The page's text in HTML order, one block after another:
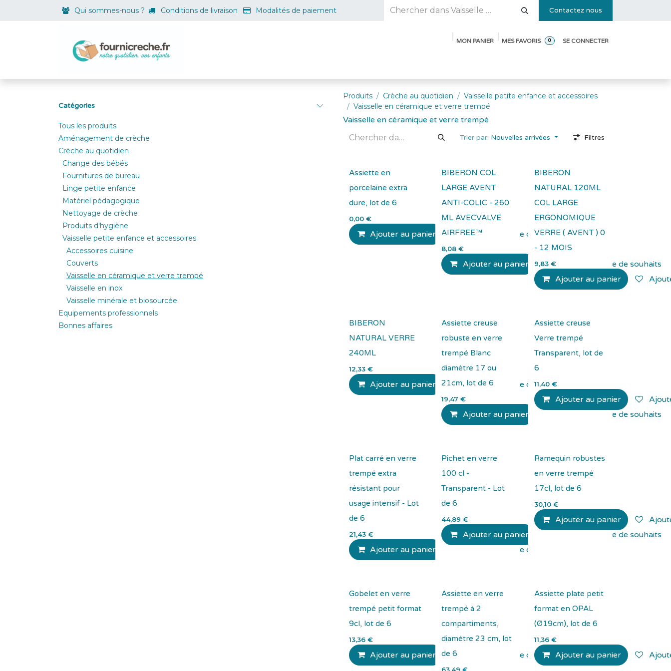
Se rendre au contenuQui sommes-nous ? Conditions de livraison Modalités de paiement Contactez nous
MON PANIER 0
MES FAVORIS SE CONNECTER
Catégories
Tous les produits
Aménagement de crèche
Crèche au quotidien
Change des bébés
Fournitures de bureau
Linge petite enfance
Matériel pédagogique
Nettoyage de crèche
Produits d'hygiène
Vaisselle petite enfance et accessoires
Accessoires cuisine
Couverts
Vaisselle en céramique et verre trempé
Vaisselle en inox
Vaisselle minérale et biosourcée
Equipements professionnels
Bonnes affaires
Produits Crèche au quotidien
Vaisselle petite enfance et accessoires
Vaisselle en céramique et verre trempé
Vaisselle en céramique et verre trempé
Trier par: Nouvelles arrivées Filtres
Assiette en
porcelaine extra
dure, lot de 6
0,00 €
Ajouter au panier Ajouter à la liste de souhaits
BIBERON COL
LARGE AVENT
ANTI-COLIC - 260
ML AVECVALVE
AIRFREE™
8,08 €
Ajouter au panier Ajouter à la liste de souhaits
BIBERON
NATURAL 120ML
COL LARGE
ERGONOMIQUE
VERRE ( AVENT ) 0
- 12 MOIS
9,83€
Ajouter au panier
BIBERON
NATURAL VERRE
240ML
12,33 €
Ajouter au panier Ajouter à la liste de souhaits
Assiette creuse
robuste en verre
trempé Blanc
diamètre 17 ou
21cm, lot de 6
19,47 €
Ajouter au panier Ajouter à la liste de souhaits
Assiette creuse
Verre trempé
Transparent, lot de
6
11,40€
Ajouter au panier
Plat carré en verre
trempé extra
résistant pour
usage intensif - Lot
de 6
21,43 €
Ajouter au panier Ajouter à la liste de souhaits
Pichet en verre
100 cl -
Transparent - Lot
de 6
44,89 €
Ajouter au panier Ajouter à la liste de souhaits
Ramequin robustes
en verre trempé
17cl, lot de 6
30,10€
Ajouter au panier
Gobelet en verre
trempé petit format
9cl, lot de 6
13,36 €
Ajouter au panier Ajouter à la liste de souhaits
Assiette en verre
trempé à 2
compartiments,
diamètre 23 cm, lot
de 6
Assiette plate petit
format en OPAL
(Ø19cm), lot de 6
11,36€
Ajouter au panier